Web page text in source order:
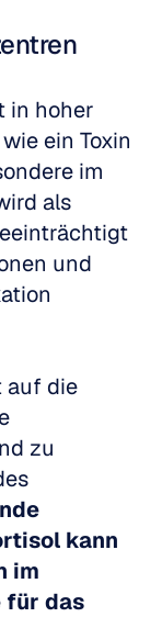
in hoher
ein Toxin
im
als
und
auf die
zu
kann
im
für das